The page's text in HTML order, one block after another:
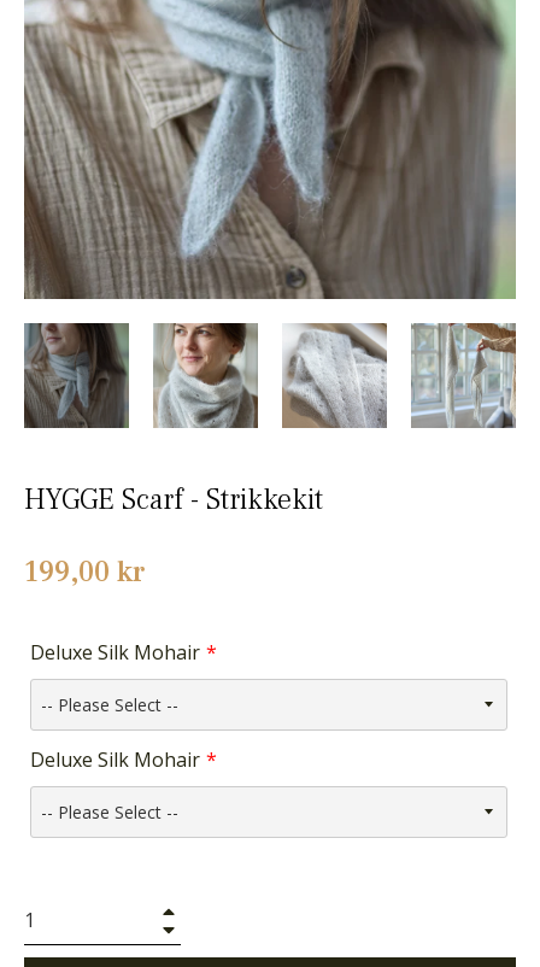
HYGGE Scarf - Strikkekit
Normalpris
199,00 kr
Deluxe Silk Mohair
Deluxe Silk Mohair